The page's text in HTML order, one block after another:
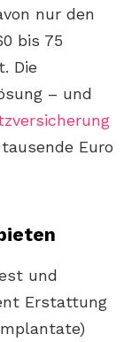
nur den
bis 75
Die
– und
Euro
und
Erstattung